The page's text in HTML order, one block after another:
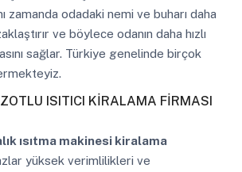
zamanda odadaki nemi ve buharı daha
ve böylece odanın daha hızlı
sağlar. Türkiye genelinde birçok
ISITICI KİRALAMA FİRMASI
ısıtma makinesi kiralama
yüksek verimlilikleri ve